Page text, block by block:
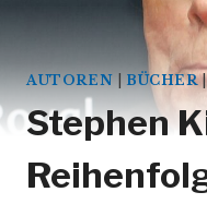
AUTOREN BÜCHER
Stephen